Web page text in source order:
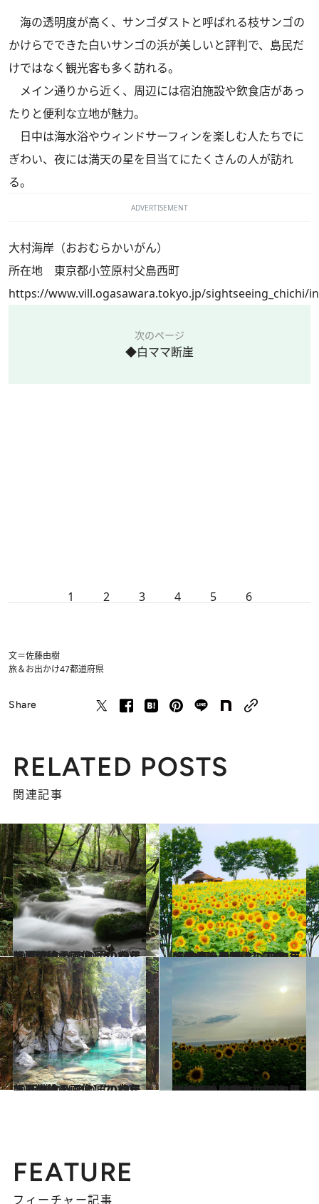
海の透明度が高く、サンゴダストと呼ばれる枝サンゴの
かけらでできた白いサンゴの浜が美しいと評判で、島民だ
けではなく観光客も多く訪れる。
メイン通りから近く、周辺には宿泊施設や飲食店があっ
たりと便利な立地が魅力。
日中は海水浴やウィンドサーフィンを楽しむ人たちでに
ぎわい、夜には満天の星を目当てにたくさんの人が訪れ
る。
ADVERTISEMENT
大村海岸（おおむらかいがん）
所在地 東京都小笠原村父島西町
https://www.vill.ogasawara.tokyo.jp/sightseeing_chichi/
次のページ
◆白ママ断崖
1 2 3 4 5 6
文＝佐藤由樹
旅＆お出かけ47都道府県
Share
RELATED POSTS
関連記事
2023.8.5
【夏の絶景画像】2023年版 関東エリアの夏の絶景＆風物詩の画像（70点）
旅＆お出かけ 2023.8.2
【夏の絶景画像】2023年版 中部・北陸エリアの夏の絶景＆風物詩の画像（90点）
旅＆お出かけ
2023.8.1
【夏の絶景画像】2023年版 近畿エリアの夏の絶景＆風物詩の画像（70点）
旅＆お出かけ 2023.8.3
【夏の絶景画像】2023年版 九州・沖縄エリアの夏の絶景＆風物詩の画像（80点）
旅＆お出かけ
FEATURE
フィーチャー記事